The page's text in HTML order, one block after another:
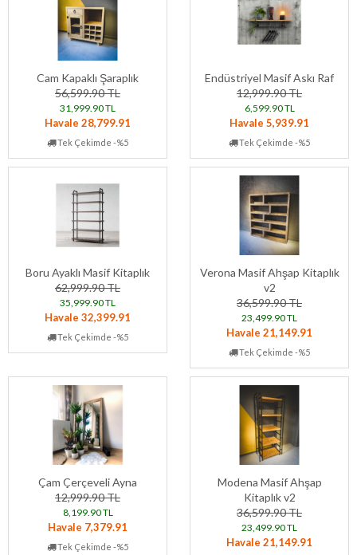
Cam Kapaklı Şaraplık
56,599.90 TL
31,999.90 TL
Havale 28,799.91
Tek Çekimde -%5
Endüstriyel Masif Askı Raf
12,999.90 TL
6,599.90 TL
Havale 5,939.91
Tek Çekimde -%5
Boru Ayaklı Masif Kitaplık
62,999.90 TL
35,999.90 TL
Havale 32,399.91
Tek Çekimde -%5
Verona Masif Ahşap Kitaplık
v2
36,599.90 TL
23,499.90 TL
Havale 21,149.91
Tek Çekimde -%5
Çam Çerçeveli Ayna
12,999.90 TL
8,199.90 TL
Havale 7,379.91
Tek Çekimde -%5
Modena Masif Ahşap
Kitaplık v2
36,599.90 TL
23,499.90 TL
Havale 21,149.91